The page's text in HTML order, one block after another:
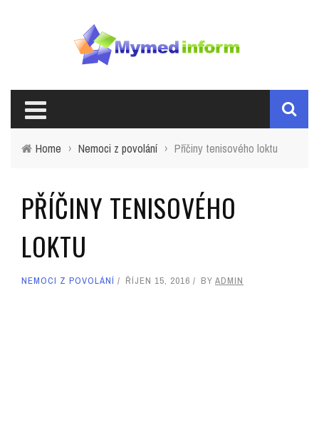
Home › Nemoci z povolání › Příčiny tenisového loktu
PŘÍČINY TENISOVÉHO
LOKTU
NEMOCI Z POVOLÁNÍ ŘÍJEN 15, 2016 BY ADMIN